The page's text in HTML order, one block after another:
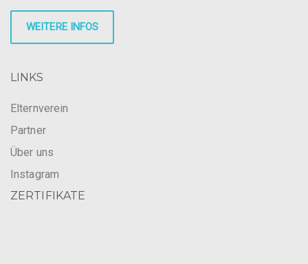
WEITERE INFOS
LINKS
Elternverein
Partner
Über uns
Instagram
ZERTIFIKATE